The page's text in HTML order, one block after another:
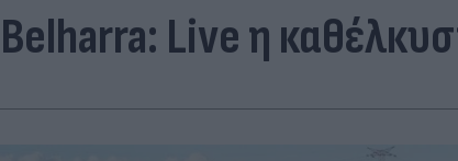
Belharra: Live η